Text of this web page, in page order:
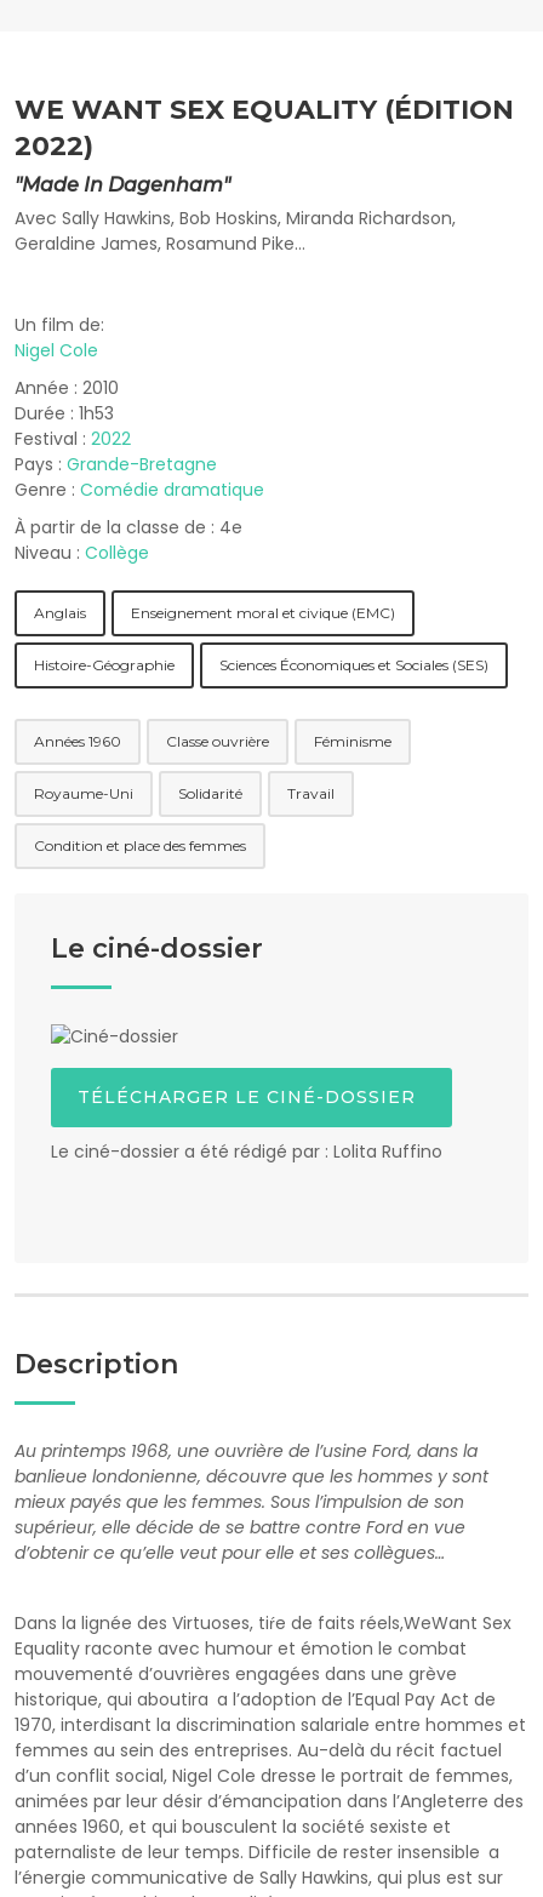
WE WANT SEX EQUALITY (ÉDITION
2022)
"Made In Dagenham"
Avec Sally Hawkins, Bob Hoskins, Miranda Richardson,
Geraldine James, Rosamund Pike…
Un film de:
Nigel Cole
Année : 2010
Durée : 1h53
Festival : 2022
Pays : Grande-Bretagne
Genre : Comédie dramatique
À partir de la classe de : 4e
Niveau : Collège
Anglais Enseignement moral et civique (EMC)
Histoire-Géographie Sciences Économiques et Sociales (SES)
Années 1960 Classe ouvrière Féminisme
Royaume-Uni Solidarité Travail
Condition et place des femmes
Le ciné-dossier
TÉLÉCHARGER LE CINÉ-DOSSIER
Le ciné-dossier a été rédigé par : Lolita Ruffino
Description
Au printemps 1968, une ouvrière de l’usine Ford, dans la
banlieue londonienne, découvre que les hommes y sont
mieux payés que les femmes. Sous l’impulsion de son
supérieur, elle décide de se battre contre Ford en vue
d’obtenir ce qu’elle veut pour elle et ses collègues…
Dans la lignée des Virtuoses, tiŕe de faits réels,WeWant Sex
Equality raconte avec humour et émotion le combat
mouvementé d’ouvrières engagées dans une grève
historique, qui aboutira a l’adoption de l’Equal Pay Act de
1970, interdisant la discrimination salariale entre hommes et
femmes au sein des entreprises. Au-delà du récit factuel
d’un conflit social, Nigel Cole dresse le portrait de femmes,
animées par leur désir d’émancipation dans l’Angleterre des
années 1960, et qui bousculent la société sexiste et
paternaliste de leur temps. Difficile de rester insensible a
l’énergie communicative de Sally Hawkins, qui plus est sur